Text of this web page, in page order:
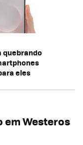
quebrando
eles
em Westeros